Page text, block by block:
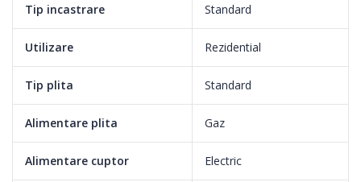
Tip incastrare Standard
Utilizare Rezidential
Tip plita Standard
Alimentare plita Gaz
Alimentare cuptor Electric